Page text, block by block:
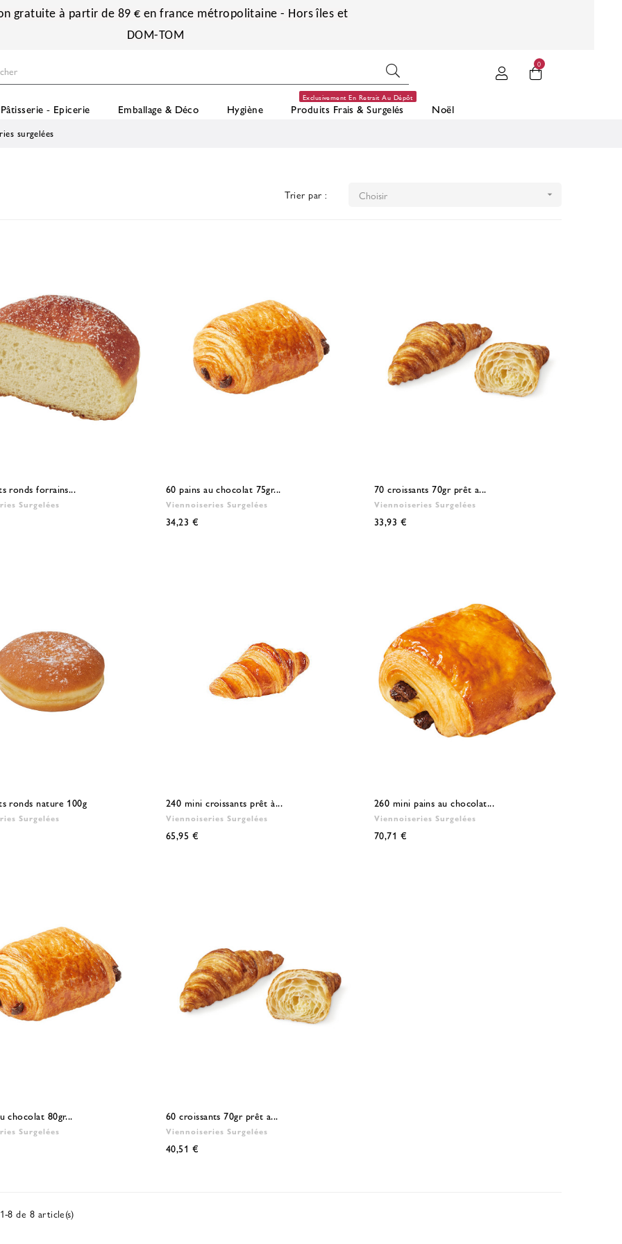
gratuite à partir de 89 € en france métropolitaine - Hors îles et
DOM-TOM
0
Pâtisserie - Epicerie Emballage & Déco Hygiène Produits Frais & Surgelés
Exclusivement En Retrait Au Dépôt
Noël
surgelées
Trier par : Choisir 
ronds forrains...
Surgelées
60 pains au chocolat 75gr...
Viennoiseries Surgelées
34,23 €
70 croissants 70gr prêt a...
Viennoiseries Surgelées
33,93 €
ronds nature 100g
Surgelées
240 mini croissants prêt à...
Viennoiseries Surgelées
65,95 €
260 mini pains au chocolat...
Viennoiseries Surgelées
70,71 €
chocolat 80gr...
Surgelées
60 croissants 70gr prêt a...
Viennoiseries Surgelées
40,51 €
8 de 8 article(s)